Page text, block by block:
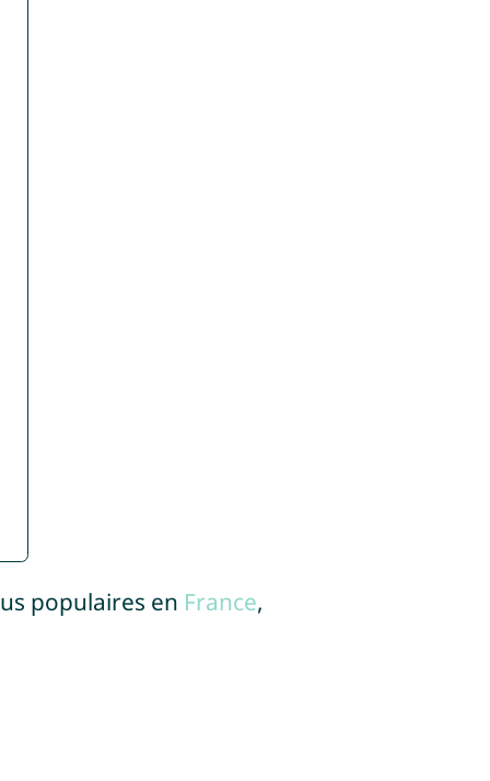
populaires en France,